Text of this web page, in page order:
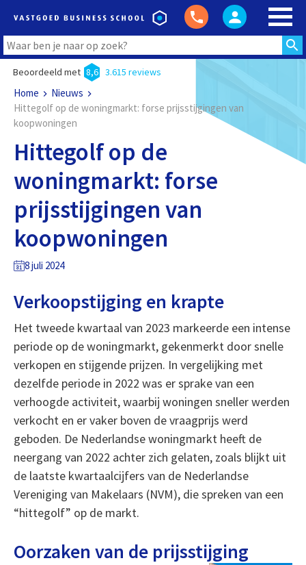
Beoordeeld met 8,6 3.615 reviews
Home
Nieuws
Hittegolf op de woningmarkt: forse prijsstijgingen van
koopwoningen
Hittegolf op de
woningmarkt: forse
prijsstijgingen van
koopwoningen
8 juli 2024
Verkoopstijging en krapte
Het tweede kwartaal van 2023 markeerde een intense
periode op de woningmarkt, gekenmerkt door snelle
verkopen en stijgende prijzen. In vergelijking met
dezelfde periode in 2022 was er sprake van een
verhoogde activiteit, waarbij woningen sneller werden
verkocht en er vaker boven de vraagprijs werd
geboden. De Nederlandse woningmarkt heeft de
neergang van 2022 achter zich gelaten, zoals blijkt uit
de laatste kwartaalcijfers van de Nederlandse
Vereniging van Makelaars (NVM), die spreken van een
“hittegolf” op de markt.
Oorzaken van de prijsstijging